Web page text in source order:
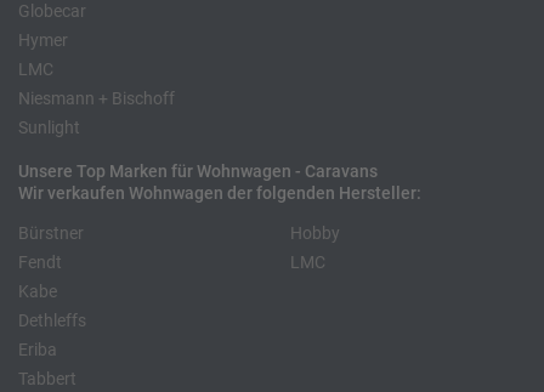
Globecar
Hymer
LMC
Niesmann + Bischoff
Sunlight
Unsere Top Marken für Wohnwagen - Caravans
Wir verkaufen Wohnwagen der folgenden Hersteller:
Bürstner
Fendt
Kabe
Hobby
LMC
Dethleffs
Eriba
Tabbert